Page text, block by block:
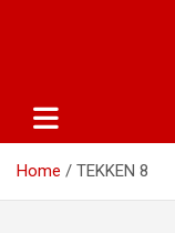
Home TEKKEN 8